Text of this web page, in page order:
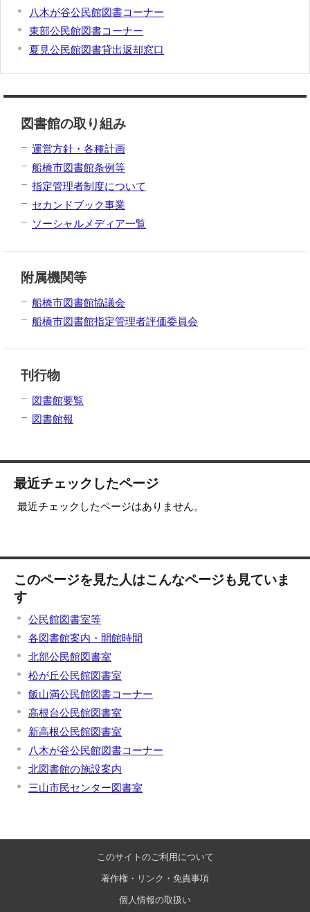
八木が谷公民館図書コーナー
東部公民館図書コーナー
夏見公民館図書貸出返却窓口
図書館の取り組み
運営方針・各種計画
船橋市図書館条例等
指定管理者制度について
セカンドブック事業
ソーシャルメディア一覧
附属機関等
船橋市図書館協議会
船橋市図書館指定管理者評価委員会
刊行物
図書館要覧
図書館報
最近チェックしたページ
最近チェックしたページはありません。
このページを見た人はこんなページも見ていま
す
公民館図書室等
各図書館案内・開館時間
北部公民館図書室
松が丘公民館図書室
飯山満公民館図書コーナー
高根台公民館図書室
新高根公民館図書室
八木が谷公民館図書コーナー
北図書館の施設案内
三山市民センター図書室
このサイトのご利用について
著作権・リンク・免責事項
個人情報の取扱い